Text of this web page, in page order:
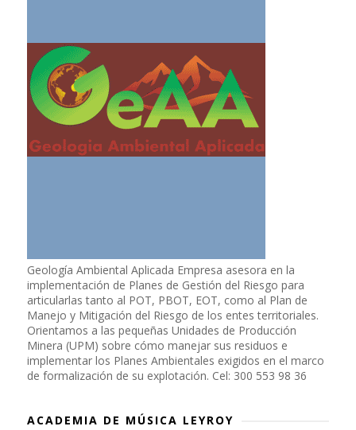
Geología Ambiental Aplicada Empresa asesora en la
implementación de Planes de Gestión del Riesgo para
articularlas tanto al POT, PBOT, EOT, como al Plan de
Manejo y Mitigación del Riesgo de los entes territoriales.
Orientamos a las pequeñas Unidades de Producción
Minera (UPM) sobre cómo manejar sus residuos e
implementar los Planes Ambientales exigidos en el marco
de formalización de su explotación. Cel: 300 553 98 36
ACADEMIA DE MÚSICA LEYROY